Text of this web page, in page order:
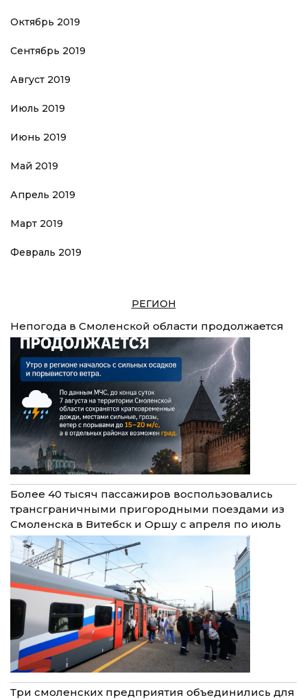
Октябрь 2019
Сентябрь 2019
Август 2019
Июль 2019
Июнь 2019
Май 2019
Апрель 2019
Март 2019
Февраль 2019
РЕГИОН
Непогода в Смоленской области продолжается
Более 40 тысяч пассажиров воспользовались
трансграничными пригородными поездами из
Смоленска в Витебск и Оршу с апреля по июль
Три смоленских предприятия объединились для